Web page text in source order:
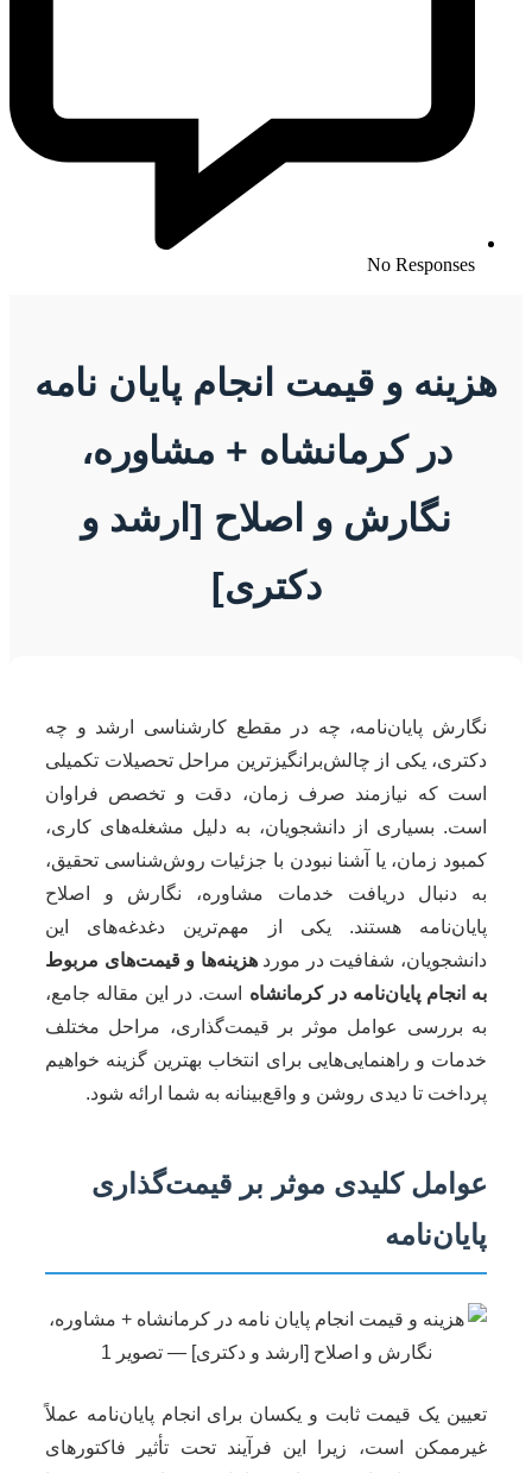
No Responses
هزینه و قیمت انجام پایان نامه
در کرمانشاه + مشاوره،
نگارش و اصلاح [ارشد و
دکتری]
نگارش پایان‌نامه، چه در مقطع کارشناسی ارشد و چه
دکتری، یکی از چالش‌برانگیزترین مراحل تحصیلات تکمیلی
است که نیازمند صرف زمان، دقت و تخصص فراوان
است. بسیاری از دانشجویان، به دلیل مشغله‌های کاری،
کمبود زمان، یا آشنا نبودن با جزئیات روش‌شناسی تحقیق،
به دنبال دریافت خدمات مشاوره، نگارش و اصلاح
پایان‌نامه هستند. یکی از مهم‌ترین دغدغه‌های این
دانشجویان، شفافیت در موردهزینه‌ها و قیمت‌های مربوط
به انجام پایان‌نامه در کرمانشاه است. در این مقاله جامع،
به بررسی عوامل موثر بر قیمت‌گذاری، مراحل مختلف
خدمات و راهنمایی‌هایی برای انتخاب بهترین گزینه خواهیم
پرداخت تا دیدی روشن و واقع‌بینانه به شما ارائه شود.
عوامل کلیدی موثر بر قیمت‌گذاری
پایان‌نامه
تعیین یک قیمت ثابت و یکسان برای انجام پایان‌نامه عملاً
غیرممکن است، زیرا این فرآیند تحت تأثیر فاکتورهای